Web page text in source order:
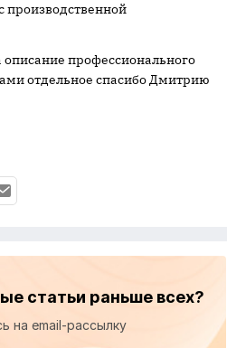
производственной
описание профессионального
отдельное спасибо Дмитрию
статьи раньше всех?
на email-рассылку